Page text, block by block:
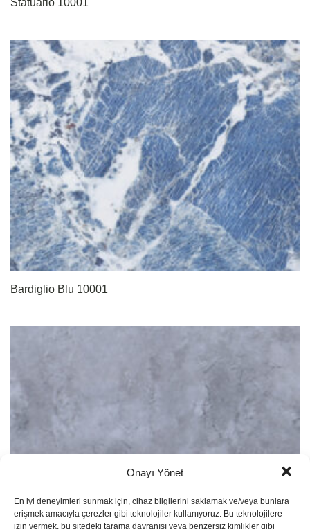
Onayı Yönet
En iyi deneyimleri sunmak için, cihaz bilgilerini saklamak ve/veya bunlara
erişmek amacıyla çerezler gibi teknolojiler kullanıyoruz. Bu teknolojilere
izin vermek, bu sitedeki tarama davranışı veya benzersiz kimlikler gibi
Statuario 10001
Bardiglio Blu 10001